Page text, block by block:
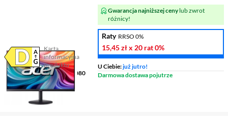
Karta
informacyjna
produktu
Plik w formacie pdf
(otworzy się w nowym oknie)
Ekran 23,8 ", IPS, 1920 x 1080
Czas reakcji matrycy 1 ms
Częstotliwość odświeżania
144 Hz
Gwarancja najniższej cenylub zwrot
różnicy!
Raty RRSO 0%
15,45 złx 20 rat0%
U Ciebie:już jutro!
Darmowa dostawa pojutrze